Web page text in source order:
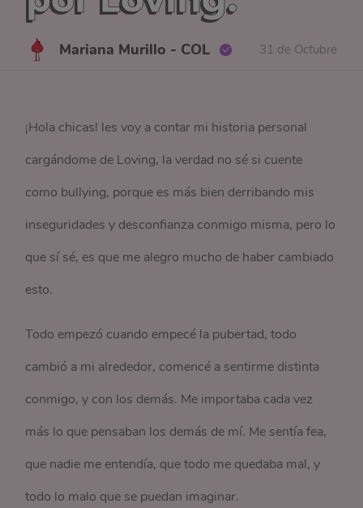
Mariana Murillo - COL 31 de Octubre
¡Hola chicas! les voy a contar mi historia personal
cargándome de Loving, la verdad no sé si cuente
como bullying, porque es más bien derribando mis
inseguridades y desconfianza conmigo misma, pero lo
que sí sé, es que me alegro mucho de haber cambiado
esto.
Todo empezó cuando empecé la pubertad, todo
cambió a mi alrededor, comencé a sentirme distinta
conmigo, y con los demás. Me importaba cada vez
más lo que pensaban los demás de mí. Me sentía fea,
que nadie me entendía, que todo me quedaba mal, y
todo lo malo que se puedan imaginar.